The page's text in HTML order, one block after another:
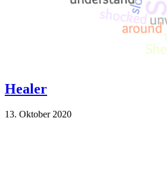
Healer
13. Oktober 2020